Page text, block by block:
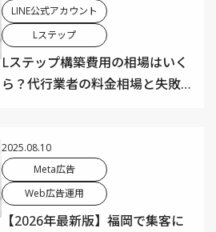
LINE公式アカウント
Lステップ
Lステップ構築費用の相場はいく
ら？代行業者の料金相場と失敗
2025.08.10
Meta広告
Web広告運用
【2026年最新版】福岡で集客に